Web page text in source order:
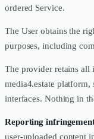
ordered Service.
The User obtains the
purposes, including
The provider retains all
media4.estate
interfaces. Nothing in
Reporting
user-uploaded content